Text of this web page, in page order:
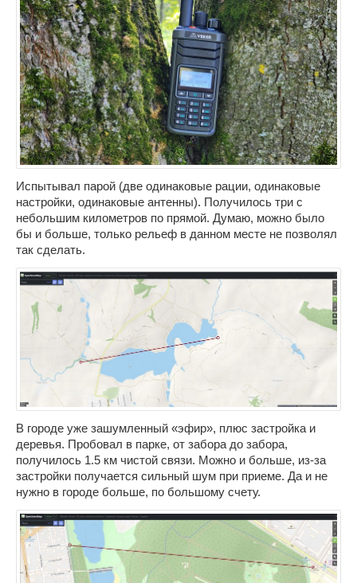
Испытывал парой (две одинаковые рации, одинаковые
настройки, одинаковые антенны). Получилось три с
небольшим километров по прямой. Думаю, можно было
бы и больше, только рельеф в данном месте не позволял
так сделать.
В городе уже зашумленный «эфир», плюс застройка и
деревья. Пробовал в парке, от забора до забора,
получилось 1.5 км чистой связи. Можно и больше, из-за
застройки получается сильный шум при приеме. Да и не
нужно в городе больше, по большому счету.